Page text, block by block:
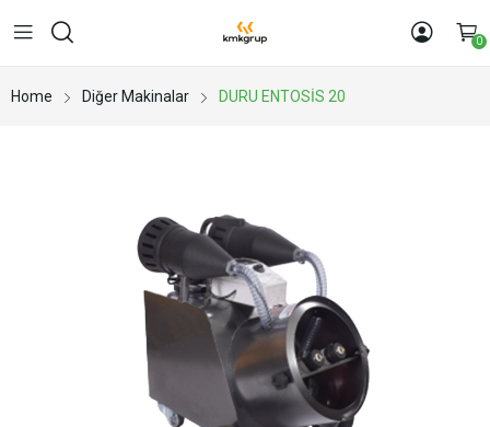
0
Home Diğer Makinalar DURU ENTOSİS 20